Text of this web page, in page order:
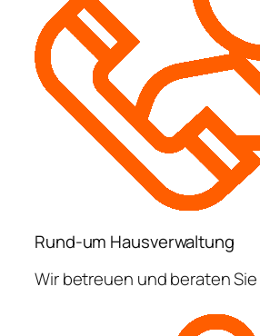
Rund-um Hausverwaltung
Wir betreuen und beraten Sie